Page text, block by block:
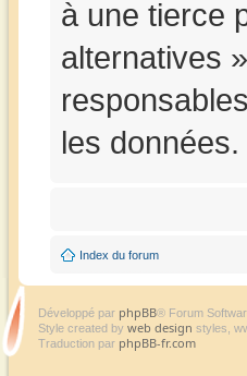
à une tierce
alternatives
les données.
Index du forum
Développé par phpBB® Forum
Style created by web design styles,
Traduction par phpBB-fr.com